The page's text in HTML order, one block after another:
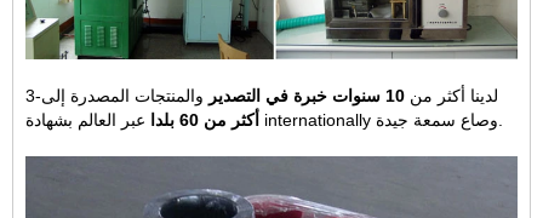
3-لدينا أكثر من
والمنتجات المصدرة إلى
أكثر من 60 بلدا